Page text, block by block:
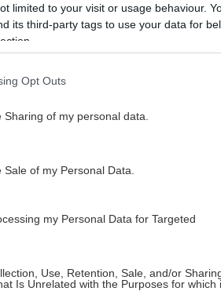
limited to your visit or usage behaviour.
its third-party tags to use your data for
Opt Outs
of my personal data.
of my Personal Data.
my Personal Data for Targeted
Use, Retention, Sale, and/or
Is Unrelated with the Purposes for which